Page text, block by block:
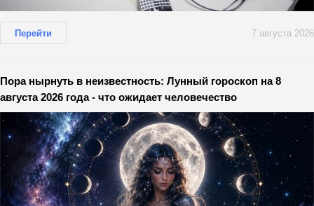
Перейти 7 августа 2026
Пора нырнуть в неизвестность: Лунный гороскоп на 8
августа 2026 года - что ожидает человечество